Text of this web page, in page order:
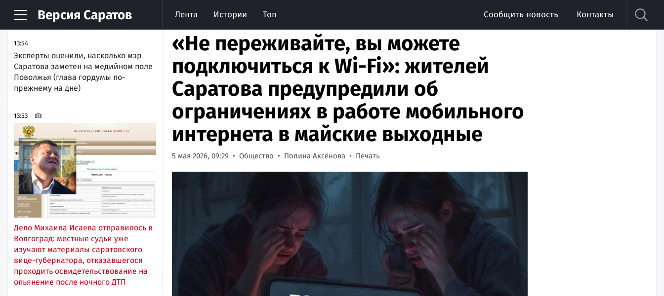
Версия Саратов Лента Истории Топ Сообщить новость Контакты
НОВОСТИ АРХИВ
13:54
Эксперты оценили, насколько мэр
Саратова заметен на медийном поле
Поволжья (глава гордумы по-
прежнему на дне)
13:53
Дело Михаила Исаева отправилось в
Волгоград: местные судьи уже
изучают материалы саратовского
вице-губернатора, отказавшегося
проходить освидетельствование на
опьянение после ночного ДТП
«Не переживайте, вы можете
подключиться к Wi-Fi»: жителей
Саратова предупредили об
ограничениях в работе мобильного
интернета в майские выходные
5 мая 2026, 09:29 Общество Полина Аксёнова Печать